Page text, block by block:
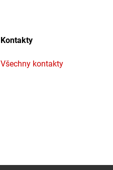
Kontakty
Všechny kontakty